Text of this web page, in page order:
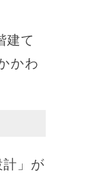
建て
かわ
」が